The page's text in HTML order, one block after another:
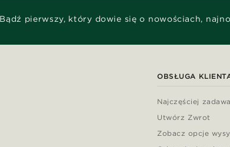
Bądź pierwszy, który dowie się o nowościach,
OBSŁUGA
Najczęściej
Utwórz Zwrot
Zobacz opcje